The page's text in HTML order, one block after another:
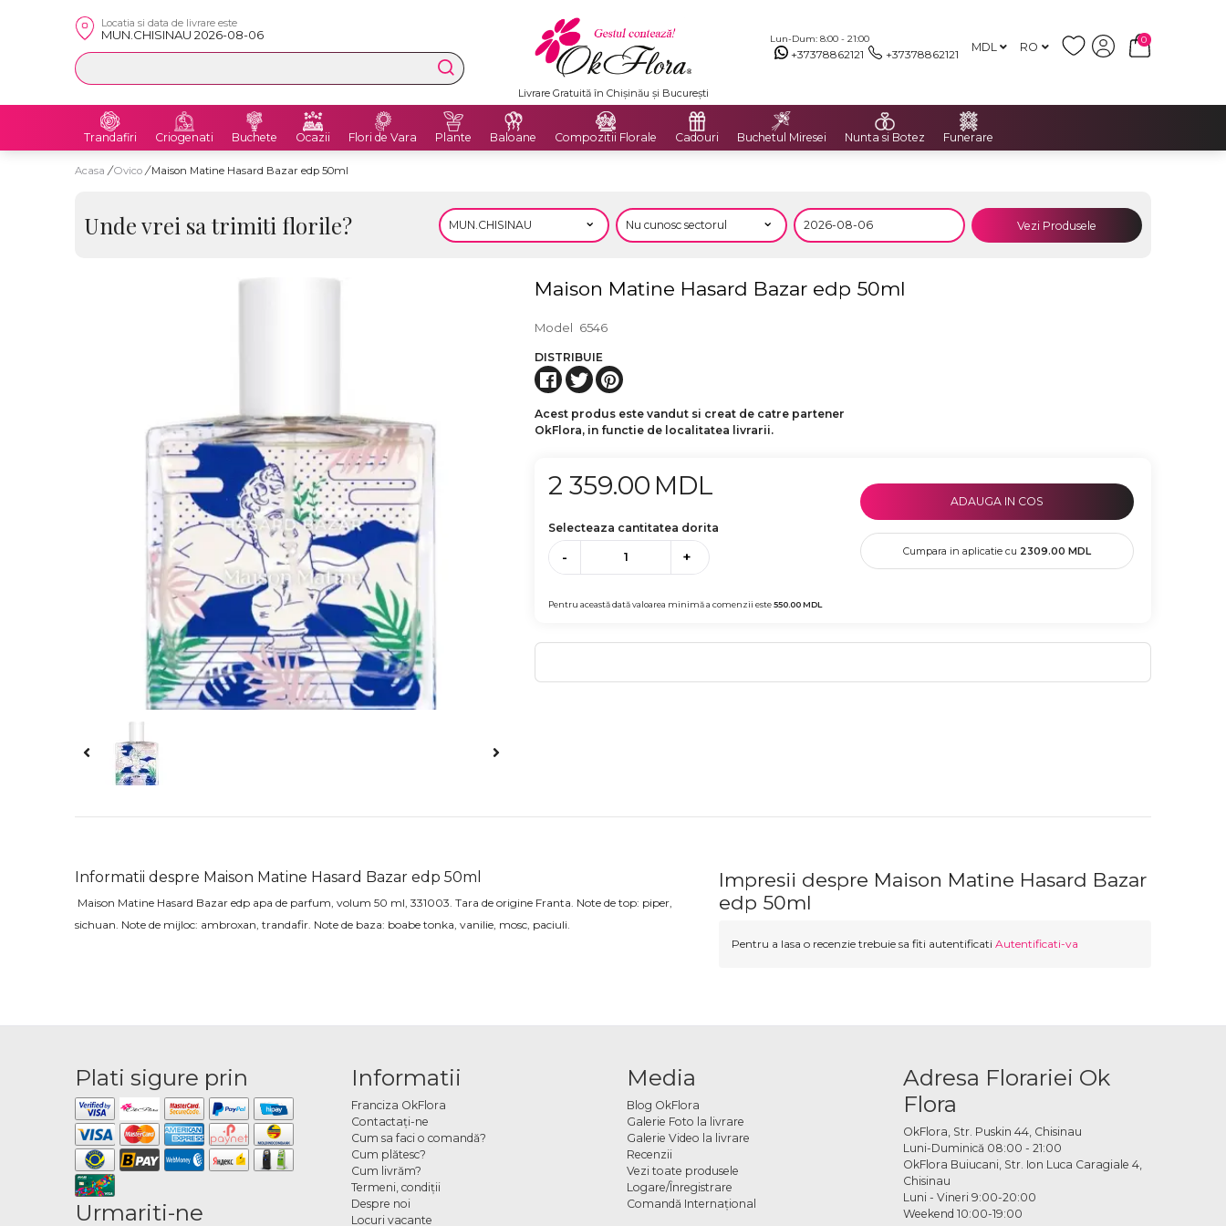
Locatia si data de livrare este
MUN.CHISINAU 2026-08-06 Lun-Dum: 8:00 - 21:00
+37378862121 +37378862121 MDL RO
0
Livrare Gratuită în Chișinău și București
Trandafiri Criogenati Buchete Ocazii Flori de Vara Plante Baloane Compozitii Florale Cadouri Buchetul Miresei Nunta si Botez Funerare
Acasa / Ovico / Maison Matine Hasard Bazar edp 50ml
Unde vrei sa trimiti florile? Vezi Produsele
Maison Matine Hasard Bazar edp 50ml
Model 6546
DISTRIBUIE
Acest produs este vandut si creat de catre partener
OkFlora, in functie de localitatea livrarii.
2 359.00 MDL
Selecteaza cantitatea dorita
- +
Pentru această dată valoarea minimă a comenzii este550.00MDL
ADAUGA IN COS
Cumpara in aplicatie cu 2309.00 MDL
Informatii despre Maison Matine Hasard Bazar edp 50ml
Maison Matine Hasard Bazar edp apa de parfum, volum 50 ml, 331003. Tara de origine Franta. Note de top: piper,
sichuan. Note de mijloc: ambroxan, trandafir. Note de baza: boabe tonka, vanilie, mosc, paciuli.
Impresii despre Maison Matine Hasard Bazar
edp 50ml
Pentru a lasa o recenzie trebuie sa fiti autentificati Autentificati-va
Plati sigure prin
Urmariti-ne
Informatii
Franciza OkFlora
Contactaţi-ne
Cum sa faci o comandă?
Cum plătesc?
Cum livrăm?
Termeni, condiţii
Despre noi
Locuri vacante
Media
Blog OkFlora
Galerie Foto la livrare
Galerie Video la livrare
Recenzii
Vezi toate produsele
Logare/Înregistrare
Comandă Internațional
Adresa Florariei Ok
Flora
OkFlora, Str. Puskin 44, Chisinau
Luni-Duminică 08:00 - 21:00
OkFlora Buiucani, Str. Ion Luca Caragiale 4,
Chisinau
Luni - Vineri 9:00-20:00
Weekend 10:00-19:00